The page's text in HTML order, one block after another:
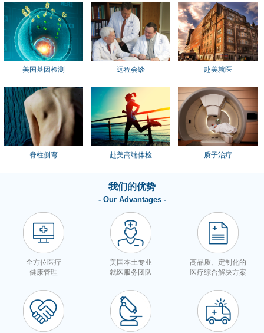
美国基因检测 远程会诊 赴美就医
脊柱侧弯 赴美高端体检 质子治疗
我们的优势
- Our Advantages -
全方位医疗
健康管理
美国本土专业
就医服务团队
高品质、定制化的
医疗综合解决方案